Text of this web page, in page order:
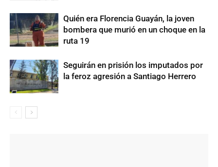
Quién era Florencia Guayán, la joven
bombera que murió en un choque en la
ruta 19
Seguirán en prisión los imputados por
la feroz agresión a Santiago Herrero